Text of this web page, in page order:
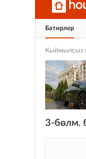
Батирлер
Кыймылсыз
3-бөлм.